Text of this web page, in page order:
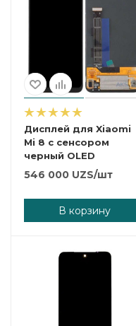
Дисплей для Xiaomi
Mi 8 с сенсором
черный OLED
546 000 UZS/шт
В корзину